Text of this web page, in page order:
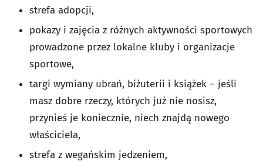
strefa adopcji,
pokazy i zajęcia z różnych aktywności sportowych
prowadzone przez lokalne kluby i organizacje
sportowe,
targi wymiany ubrań, biżuterii i książek – jeśli
masz dobre rzeczy, których już nie nosisz,
przynieś je koniecznie, niech znajdą nowego
właściciela,
strefa z wegańskim jedzeniem,